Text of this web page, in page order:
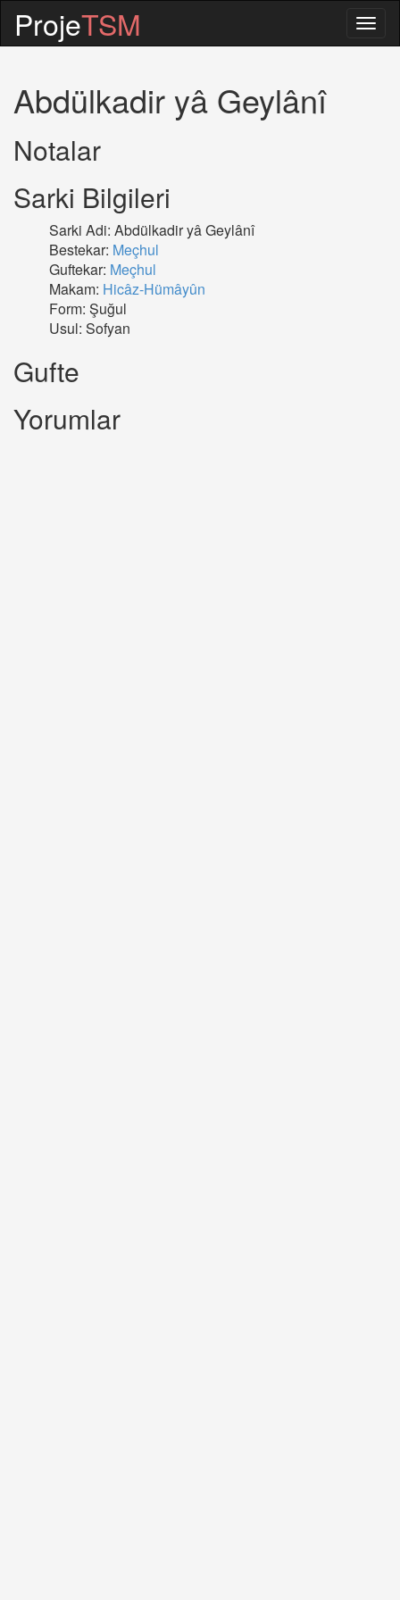
ProjeTSM
Abdülkadir yâ Geylânî
Notalar
Sarki Bilgileri
Sarki Adi: Abdülkadir yâ Geylânî
Bestekar: Meçhul
Guftekar: Meçhul
Makam: Hicâz-Hümâyûn
Form: Şuğul
Usul: Sofyan
Gufte
Yorumlar